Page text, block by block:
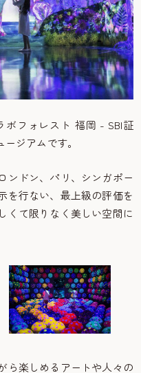
ボフォレスト 福岡 - SBI証
ジアムです。
ンドン、パリ、シンガポー
を行ない、最上級の評価を
くて限りなく美しい空間に
ら楽しめるアートや人々の